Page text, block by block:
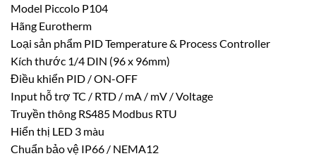
Model Piccolo P104
Hãng Eurotherm
Loại sản phẩm PID Temperature & Process Controller
Kích thước 1/4 DIN (96 x 96mm)
Điều khiển PID / ON-OFF
Input hỗ trợ TC / RTD / mA / mV / Voltage
Truyền thông RS485 Modbus RTU
Hiển thị LED 3 màu
Chuẩn bảo vệ IP66 / NEMA12